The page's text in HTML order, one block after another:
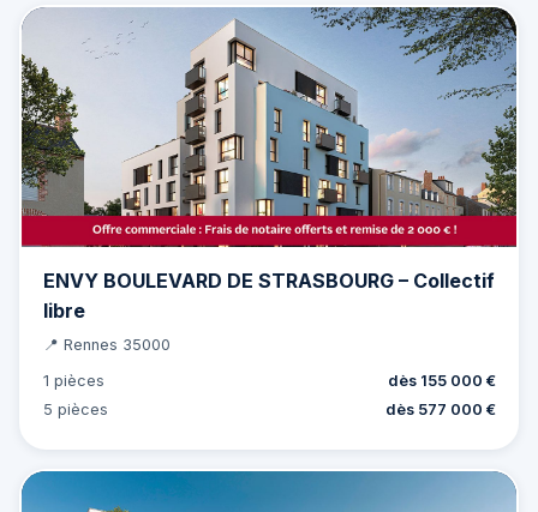
ENVY BOULEVARD DE STRASBOURG – Collectif
libre
📍 Rennes 35000
1 pièces
dès 155 000 €
5 pièces
dès 577 000 €